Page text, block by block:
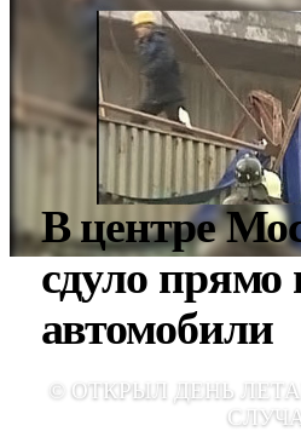
В центре
сдуло прямо
автомобили
© ОТКРЫЛ ДЕНЬ